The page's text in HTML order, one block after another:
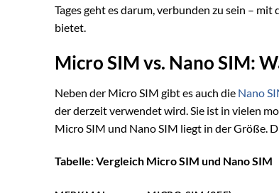
Tages geht es darum, verbunden zu sein –
bietet.
Micro SIM vs. Nano SIM:
Neben der Micro SIM gibt es auch die Nano
der derzeit verwendet wird. Sie ist in vielen
Micro SIM und Nano SIM liegt in der Größe.
Tabelle: Vergleich Micro SIM und Nano SIM